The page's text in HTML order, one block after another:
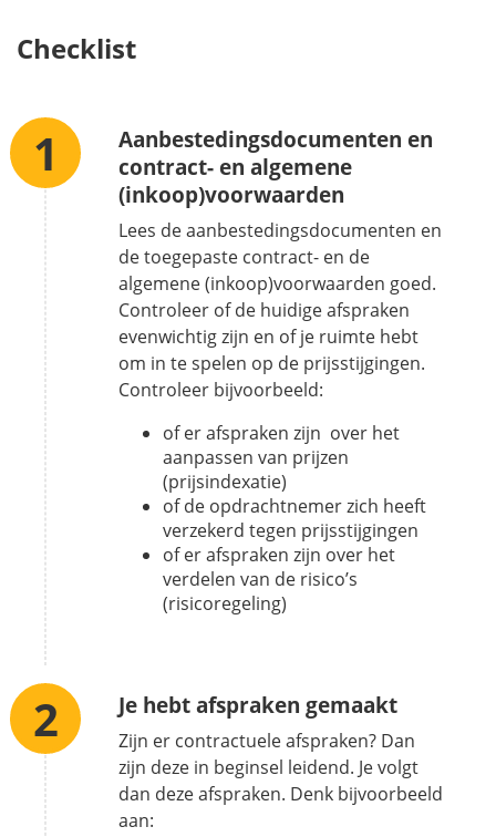
Checklist
Aanbestedingsdocumenten en
contract- en algemene
(inkoop)voorwaarden
Lees de aanbestedingsdocumenten en
de toegepaste contract- en de
algemene (inkoop)voorwaarden goed.
Controleer of de huidige afspraken
evenwichtig zijn en of je ruimte hebt
om in te spelen op de prijsstijgingen.
Controleer bijvoorbeeld:
of er afspraken zijn over het
aanpassen van prijzen
(prijsindexatie)
of de opdrachtnemer zich heeft
verzekerd tegen prijsstijgingen
of er afspraken zijn over het
verdelen van de risico’s
(risicoregeling)
Je hebt afspraken gemaakt
Zijn er contractuele afspraken? Dan
zijn deze in beginsel leidend. Je volgt
dan deze afspraken. Denk bijvoorbeeld
aan: